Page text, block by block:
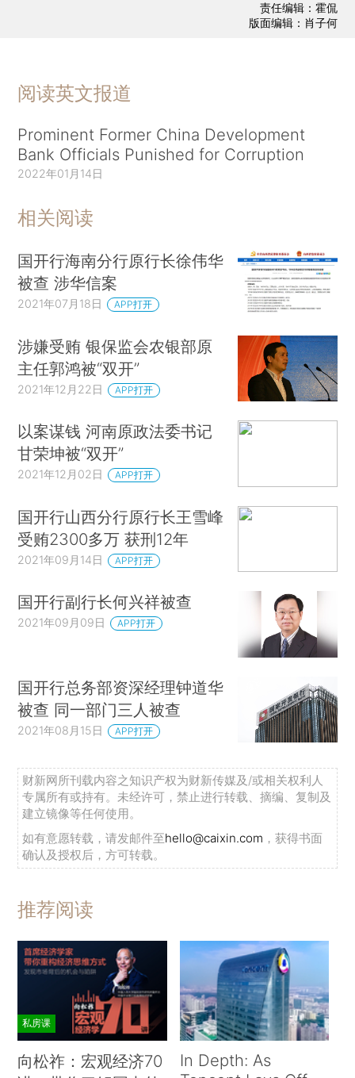
责任编辑：霍侃
版面编辑：肖子何
阅读英文报道
Prominent Former China Development
Bank Officials Punished for Corruption
2022年01月14日
相关阅读
国开行海南分行原行长徐伟华
被查 涉华信案
2021年07月18日 APP打开
涉嫌受贿 银保监会农银部原
主任郭鸿被“双开”
2021年12月22日 APP打开
以案谋钱 河南原政法委书记
甘荣坤被“双开”
2021年12月02日 APP打开
国开行山西分行原行长王雪峰
受贿2300多万 获刑12年
2021年09月14日 APP打开
国开行副行长何兴祥被查
2021年09月09日 APP打开
国开行总务部资深经理钟道华
被查 同一部门三人被查
2021年08月15日 APP打开
财新网所刊载内容之知识产权为财新传媒及/或相关权利人
专属所有或持有。未经许可，禁止进行转载、摘编、复制及
建立镜像等任何使用。
如有意愿转载，请发邮件至hello@caixin.com ，获得书面
确认及授权后，方可转载。
推荐阅读
私房课
向松祚：宏观经济70
In Depth: As